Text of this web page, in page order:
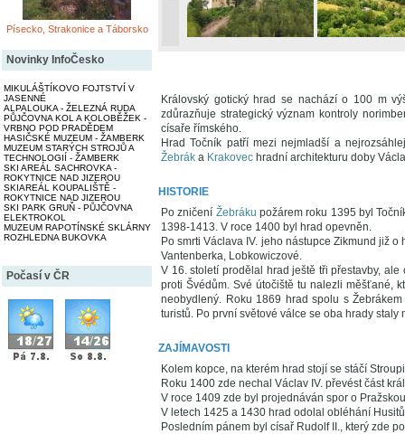
Písecko, Strakonice a Táborsko
Novinky InfoČesko
MIKULÁŠTÍKOVO FOJTSTVÍ V
JASENNÉ
ALPALOUKA - ŽELEZNÁ RUDA
PŮJČOVNA KOL A KOLOBĚŽEK -
VRBNO POD PRADĚDEM
HASIČSKÉ MUZEUM - ŽAMBERK
MUZEUM STARÝCH STROJŮ A
TECHNOLOGIÍ - ŽAMBERK
SKI AREÁL SACHROVKA -
ROKYTNICE NAD JIZEROU
SKIAREÁL KOUPALIŠTĚ -
ROKYTNICE NAD JIZEROU
SKI PARK GRUŇ - PŮJČOVNA
ELEKTROKOL
MUZEUM RAPOTÍNSKÉ SKLÁRNY
ROZHLEDNA BUKOVKA
Počasí v ČR
Královský gotický hrad se nachází o 100 m
zdůrazňuje strategický význam kontroly
císaře římského.
Hrad Točník patří mezi nejmladší a
Žebrák a Krakovec hradní architekturu doby
HISTORIE
Po zničení Žebráku požárem roku 1395 byl
1398-1413. V roce 1400 byl hrad opevněn.
Po smrti Václava IV. jeho nástupce Zikmund již
Vantenberka, Lobkowiczové.
V 16. století prodělal hrad ještě tři přestavby,
proti Švédům. Své útočiště tu nalezli měšťané,
neobydlený. Roku 1869 hrad spolu s
turistů. Po první světové válce se oba hrady staly
ZAJÍMAVOSTI
Kolem kopce, na kterém hrad stojí se stáčí
Roku 1400 zde nechal Václav IV. převést část
V roce 1409 zde byl projednáván spor o
V letech 1425 a 1430 hrad odolal obléhání
Posledním pánem byl císař Rudolf II., který zde